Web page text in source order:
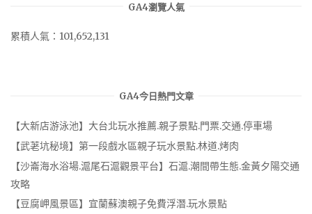
GA4瀏覽人氣
累積人氣：101,652,131
GA4今日熱門文章
【大新店游泳池】大台北玩水推薦.親子景點.門票.交通.停車場
【武荖坑秘境】第一段戲水區親子玩水景點.林道.烤肉
【沙崙海水浴場.滬尾石滬觀景平台】石滬.潮間帶生態.金黃夕陽交通
攻略
【豆腐岬風景區】宜蘭蘇澳親子免費浮潛.玩水景點